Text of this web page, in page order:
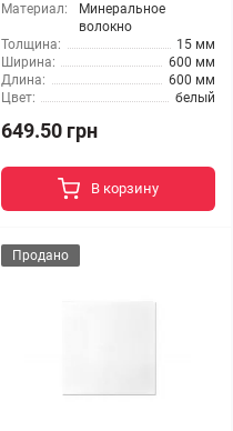
Материал:
Минеральное
волокно
Толщина:
15 мм
Ширина:
600 мм
Длина:
600 мм
Цвет:
белый
649.50 грн
В корзину
Продано